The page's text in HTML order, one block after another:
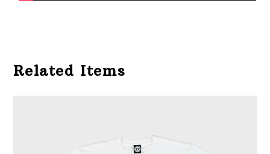
Related Items